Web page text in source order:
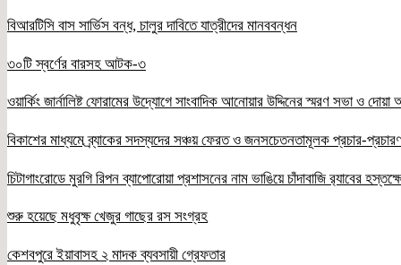
বিআরটিসি বাস সার্ভিস বন্ধ, চালুর দাবিতে যাত্রীদের মানববন্ধন
৩০টি স্বর্ণের বারসহ আটক-৩
ওয়ার্কিং জার্নালিষ্ট ফোরামের উদ্যোগে সাংবাদিক আনোয়ার উদ্দিনের স্মরণ সভা ও দোয়া
বিকাশের মাধ্যমে ব্র্যাকের সদস্যদের সঞ্চয় ফেরত ও জনসচেতনতামূলক প্রচার-
চিটাগাংরোডে মুরগি রিপন ব্যাপোরোয়া প্রশাসনের নাম ভাঙিয়ে চাঁদাবাজি র‌্যাবের
শুরু হয়েছে মধুবৃক্ষ খেজুর গাছের রস সংগ্রহ
কেশবপুরে ইয়াবাসহ ২ মাদক ব্যবসায়ী গ্রেফতার